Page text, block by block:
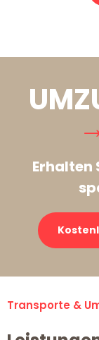
Erhalten
Transporte &